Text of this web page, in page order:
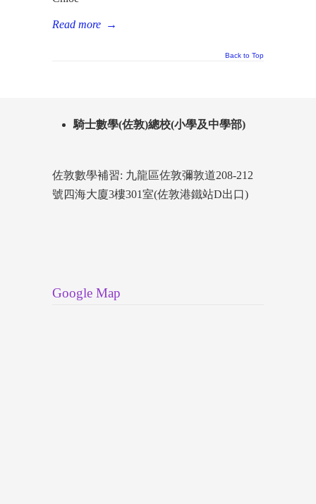
Read more →
Back to Top
騎士數學(佐敦)總校(小學及中學部)
佐敦數學補習: 九龍區佐敦彌敦道208-212
號四海大廈3樓301室(佐敦港鐵站D出口)
Google Map